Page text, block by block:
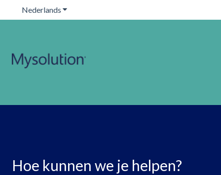
Nederlands Submenu tonen voor vertalingen
Hoe kunnen we je helpen?